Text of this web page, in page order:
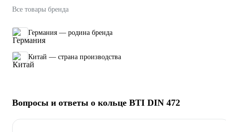
Все товары бренда
Германия — родина бренда
Китай — страна производства
Вопросы и ответы о кольце BTI DIN 472